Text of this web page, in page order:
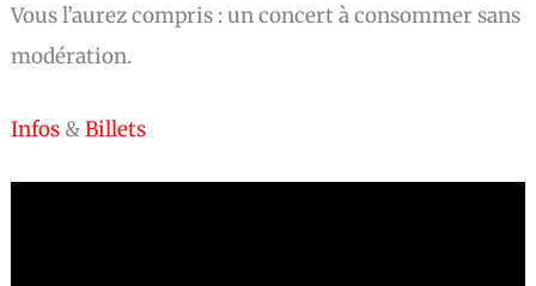
Vous l’aurez compris : un concert à consommer sans
modération.
Infos &Billets